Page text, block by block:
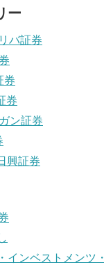
ー
バ証券
券
券
ン証券
興証券
インベストメンツ